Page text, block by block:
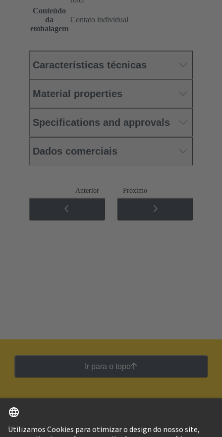
Conteúdo
da
embalagem
Contato individual
Características técnicas
Material properties
Specifications and approvals
Dados comerciais
Anterior Próximo
Ir para o topo
Brasil Português